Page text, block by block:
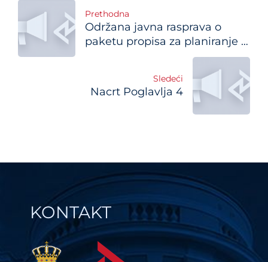
Post
navigation
Prethodna
Održana javna rasprava o
paketu propisa za planiranje i
upravljanje javnim politikama
Sledeći
Nacrt Poglavlja 4
KONTAKT